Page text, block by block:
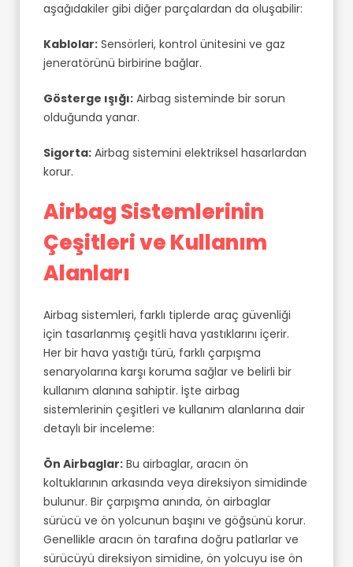
aşağıdakiler gibi diğer parçalardan da oluşabilir:
Kablolar: Sensörleri, kontrol ünitesini ve gaz
jeneratörünü birbirine bağlar.
Gösterge ışığı: Airbag sisteminde bir sorun
olduğunda yanar.
Sigorta: Airbag sistemini elektriksel hasarlardan
korur.
Airbag Sistemlerinin
Çeşitleri ve Kullanım
Alanları
Airbag sistemleri, farklı tiplerde araç güvenliği
için tasarlanmış çeşitli hava yastıklarını içerir.
Her bir hava yastığı türü, farklı çarpışma
senaryolarına karşı koruma sağlar ve belirli bir
kullanım alanına sahiptir. İşte airbag
sistemlerinin çeşitleri ve kullanım alanlarına dair
detaylı bir inceleme:
Ön Airbaglar: Bu airbaglar, aracın ön
koltuklarının arkasında veya direksiyon simidinde
bulunur. Bir çarpışma anında, ön airbaglar
sürücü ve ön yolcunun başını ve göğsünü korur.
Genellikle aracın ön tarafına doğru patlarlar ve
sürücüyü direksiyon simidine, ön yolcuyu ise ön